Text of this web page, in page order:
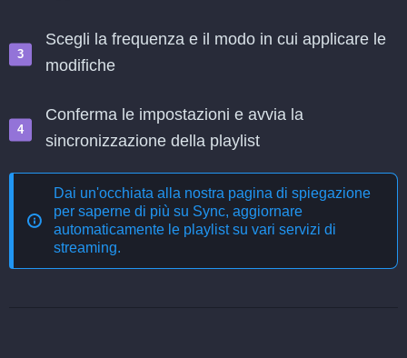
Scegli la frequenza e il modo in cui applicare le
modifiche
Conferma le impostazioni e avvia la
sincronizzazione della playlist
Dai un'occhiata alla nostra pagina di spiegazione
per saperne di più su Sync, aggiornare
automaticamente le playlist su vari servizi di
streaming.